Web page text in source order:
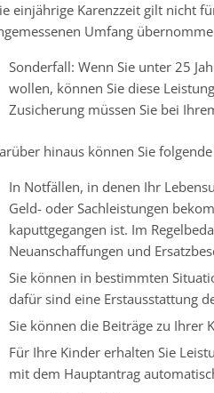
einjährige Karenzzeit gilt nicht
Umfang
Sonderfall: Wenn Sie unter 25
wollen, können Sie diese
Zusicherung müssen Sie bei
hinaus können Sie
In Notfällen, in denen Ihr
Geld- oder Sachleistungen
kaputtgegangen ist. Im
Neuanschaffungen und
Sie können in bestimmten
dafür sind eine Erstausstattung
Sie können die Beiträge zu Ihrer
Für Ihre Kinder erhalten Sie
mit dem Hauptantrag